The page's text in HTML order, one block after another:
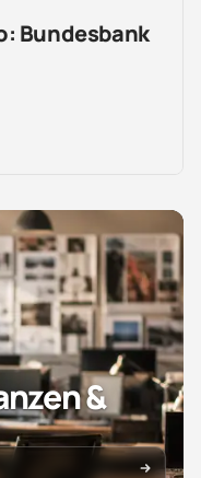
Bundesbank
&